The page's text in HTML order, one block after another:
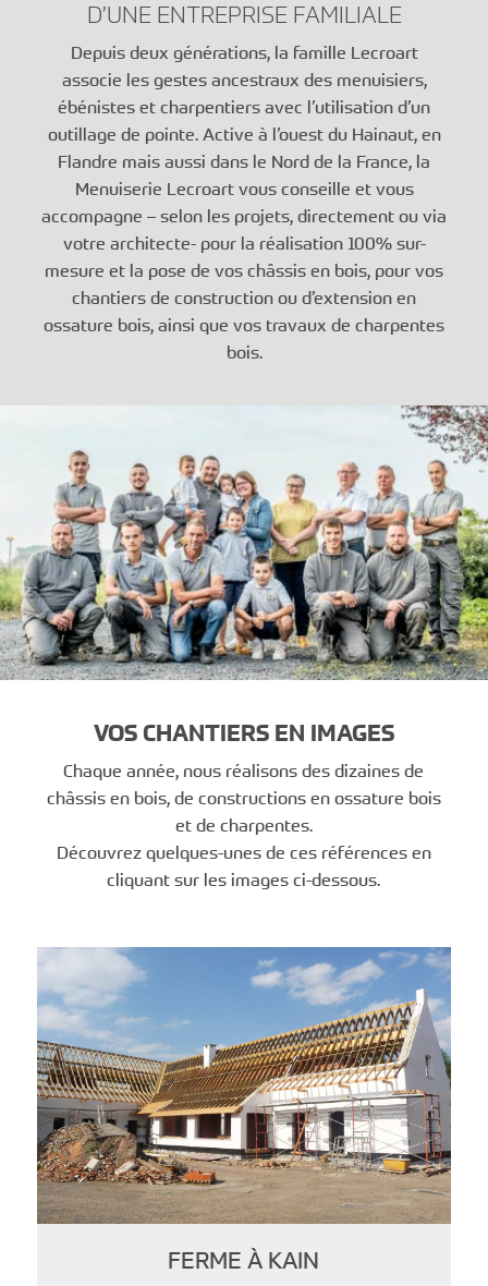
D’UNE ENTREPRISE FAMILIALE
Depuis deux générations, la famille Lecroart
associe les gestes ancestraux des menuisiers,
ébénistes et charpentiers avec l’utilisation d’un
outillage de pointe. Active à l’ouest du Hainaut, en
Flandre mais aussi dans le Nord de la France, la
Menuiserie Lecroart vous conseille et vous
accompagne – selon les projets, directement ou via
votre architecte- pour la réalisation 100% sur-
mesure et la pose de vos châssis en bois, pour vos
chantiers de construction ou d’extension en
ossature bois, ainsi que vos travaux de charpentes
bois.
VOS CHANTIERS EN IMAGES
Chaque année, nous réalisons des dizaines de
châssis en bois, de constructions en ossature bois
et de charpentes.
Découvrez quelques-unes de ces références en
cliquant sur les images ci-dessous.
FERME À KAIN